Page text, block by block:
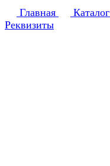
Главная Каталог
Реквизиты